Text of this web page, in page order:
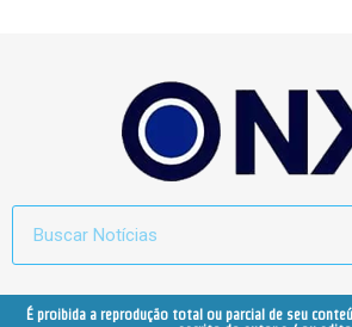
É proibida a reprodução total ou parcial de seu